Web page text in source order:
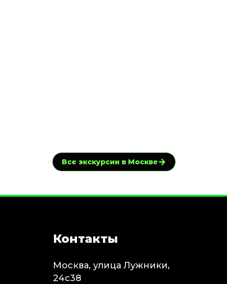
Все экскурсии в Москве→
Контакты
Москва, улица Лужники,
24с38